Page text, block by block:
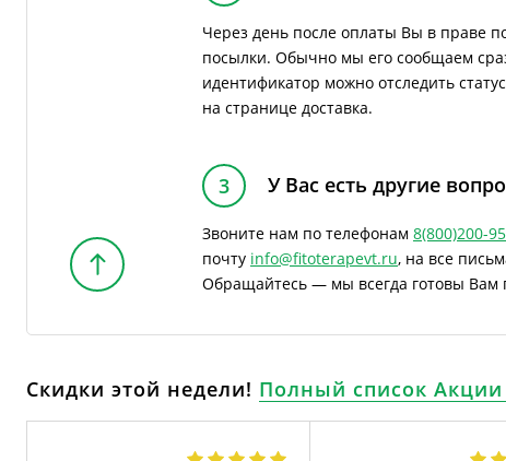
Через день после оплаты Вы в праве
посылки. Обычно мы его сообщаем
идентификатор можно отследить
на странице доставка.
3 У Вас есть другие
Звоните нам по телефонам 8(800)200-
почту info@fitoterapevt.ru, на все
Обращайтесь — мы всегда готовы Вам
Скидки этой недели! Полный список Акции